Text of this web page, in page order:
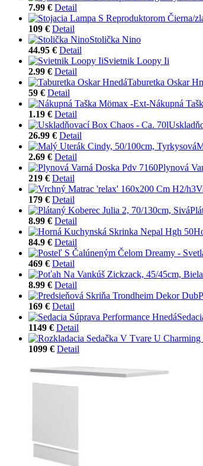
7.99 € Detail
109 € Detail
Stolička Nino
44.95 € Detail
Svietnik Loopy Ii
2.99 € Detail
Taburetka Oskar
59 € Detail
Nákupná
1.19 € Detail
26.99 € Detail
2.69 € Detail
Plynová
219 € Detail
179 € Detail
8.99 € Detail
84.9 € Detail
469 € Detail
8.99 € Detail
169 € Detail
1149 € Detail
1099 € Detail